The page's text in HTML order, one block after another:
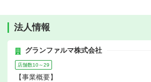
法人情報
グランファルマ株式会社
店舗数10～29
【事業概要】